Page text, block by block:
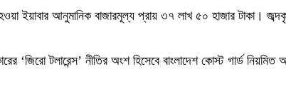
হওয়া ইয়াবার আনুমানিক বাজারমূল্য প্রায় ৩৭ লাখ ৫০ হাজার
‘জিরো টলারেন্স’ নীতির অংশ হিসেবে বাংলাদেশ কোস্ট গার্ড নিয়মিত